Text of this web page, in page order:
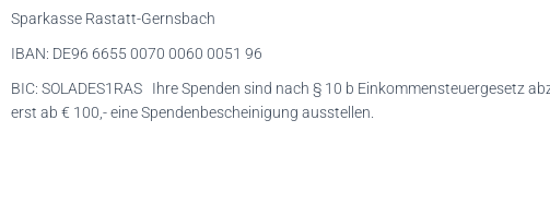
Sparkasse Rastatt-Gernsbach
IBAN: DE96 6655 0070 0060 0051 96
BIC: SOLADES1RAS Ihre Spenden sind nach § 10 b
erst ab € 100,- eine Spendenbescheinigung ausstellen.